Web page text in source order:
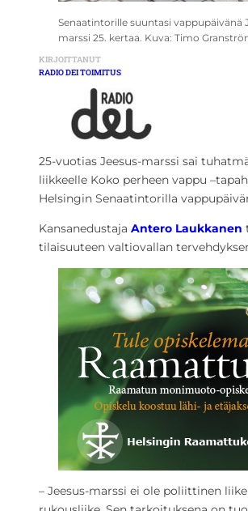
Senaatintorille suuntasi vappupäivänä
marssi 25. kertaa. Kuva: Timo
KIRJOITTANUT
RADIO DEI TOIMITUS
25-vuotias Jeesus-marssi sai
liikkeelle Koko perheen vappu
Helsingin Senaatintorilla
Kansanedustaja Antero Laukkanen
tilaisuuteen valtiovallan
– Jeesus-marssi ei ole poliittinen